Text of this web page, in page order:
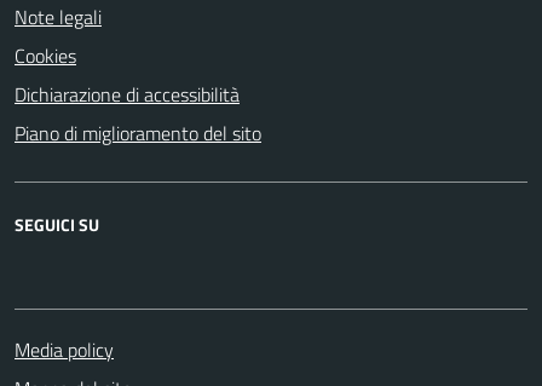
Note legali
Cookies
Dichiarazione di accessibilità
Piano di miglioramento del sito
SEGUICI SU
Media policy